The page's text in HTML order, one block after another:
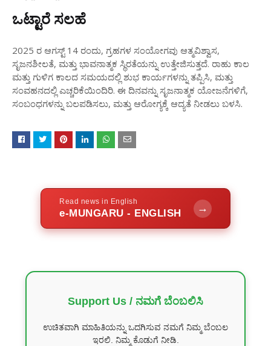
ಒಟ್ಟಾರೆ ಸಲಹೆ
2025 ರ ಆಗಸ್ಟ್ 14 ರಂದು, ಗ್ರಹಗಳ ಸಂಯೋಗವು ಆತ್ಮವಿಶ್ವಾಸ,
ಸೃಜನಶೀಲತೆ, ಮತ್ತು ಭಾವನಾತ್ಮಕ ಸ್ಥಿರತೆಯನ್ನು ಉತ್ತೇಜಿಸುತ್ತದೆ. ರಾಹು ಕಾಲ
ಮತ್ತು ಗುಳಿಗ ಕಾಲದ ಸಮಯದಲ್ಲಿ ಶುಭ ಕಾರ್ಯಗಳನ್ನು ತಪ್ಪಿಸಿ, ಮತ್ತು
ಸಂವಹನದಲ್ಲಿ ಎಚ್ಚರಿಕೆಯಿಂದಿರಿ. ಈ ದಿನವನ್ನು ಸೃಜನಾತ್ಮಕ ಯೋಜನೆಗಳಿಗೆ,
ಸಂಬಂಧಗಳನ್ನು ಬಲಪಡಿಸಲು, ಮತ್ತು ಆರೋಗ್ಯಕ್ಕೆ ಆದ್ಯತೆ ನೀಡಲು ಬಳಸಿ.
Read news in English
e-MUNGARU - ENGLISH →
Support Us / ನಮಗೆ ಬೆಂಬಲಿಸಿ
ಉಚಿತವಾಗಿ ಮಾಹಿತಿಯನ್ನು ಒದಗಿಸುವ ನಮಗೆ ನಿಮ್ಮ ಬೆಂಬಲ
ಇರಲಿ. ನಿಮ್ಮ ಕೊಡುಗೆ ನೀಡಿ.